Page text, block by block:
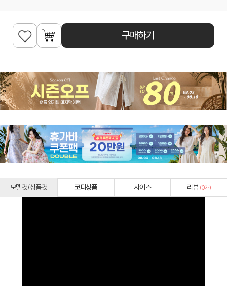
구매하기
모델컷/상품컷 코디상품 사이즈 리뷰 (0개)